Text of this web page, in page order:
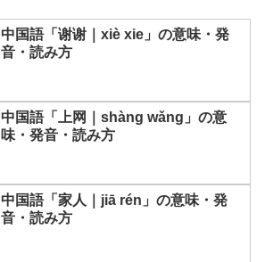
中国語「谢谢｜xiè xie」の意味・発
音・読み方
中国語「上网｜shàng wǎng」の意
味・発音・読み方
中国語「家人｜jiā rén」の意味・発
音・読み方